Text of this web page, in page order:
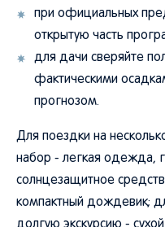
при официальных
открытую часть
для дачи сверяйте
фактическими
прогнозом.
Для поездки на
набор - легкая одежда,
солнцезащитное
компактный дождевик;
долгую экскурсию -